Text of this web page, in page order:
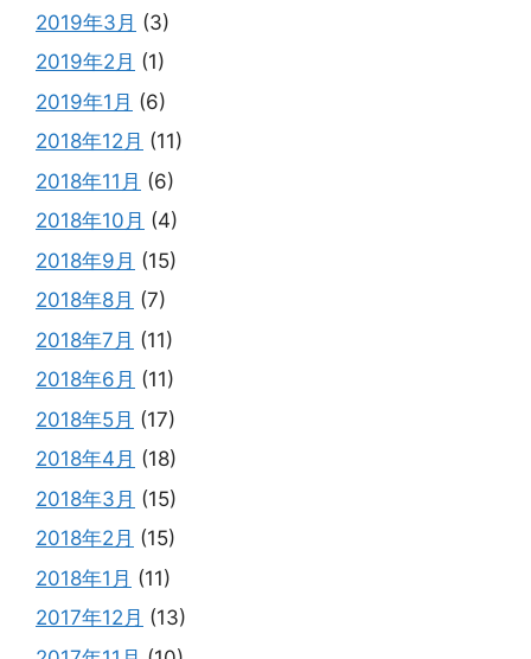
2019年3月 (3)
2019年2月 (1)
2019年1月 (6)
2018年12月 (11)
2018年11月 (6)
2018年10月 (4)
2018年9月 (15)
2018年8月 (7)
2018年7月 (11)
2018年6月 (11)
2018年5月 (17)
2018年4月 (18)
2018年3月 (15)
2018年2月 (15)
2018年1月 (11)
2017年12月 (13)